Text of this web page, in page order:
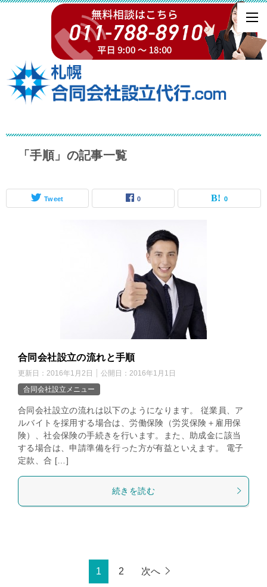
「手順」の記事一覧
Tweet 0 0
合同会社設立の流れと手順
更新日： 2016年1月2日 公開日： 2016年1月1日
合同会社設立メニュー
合同会社設立の流れは以下のようになります。 従業員、ア
ルバイトを採用する場合は、労働保険（労災保険＋雇用保
険）、社会保険の手続きを行います。また、助成金に該当
する場合は、申請準備を行った方が有益といえます。 電子
定款、合 […]
続きを読む
1 2 次へ